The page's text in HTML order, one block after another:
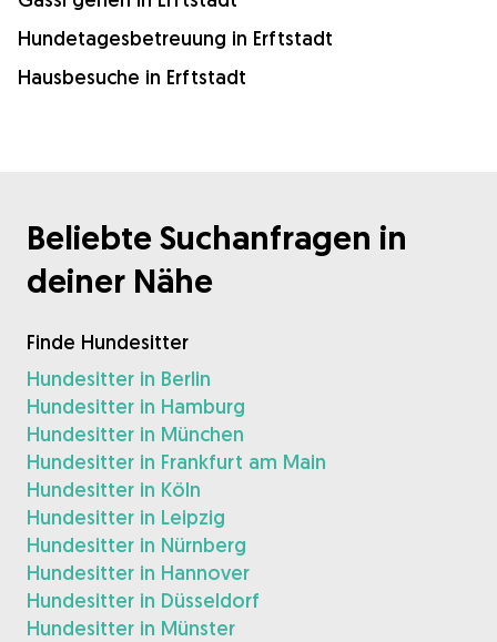
Hundetagesbetreuung in Erftstadt
Hausbesuche in Erftstadt
Beliebte Suchanfragen in
deiner Nähe
Finde Hundesitter
Hundesitter in Berlin
Hundesitter in Hamburg
Hundesitter in München
Hundesitter in Frankfurt am Main
Hundesitter in Köln
Hundesitter in Leipzig
Hundesitter in Nürnberg
Hundesitter in Hannover
Hundesitter in Düsseldorf
Hundesitter in Münster